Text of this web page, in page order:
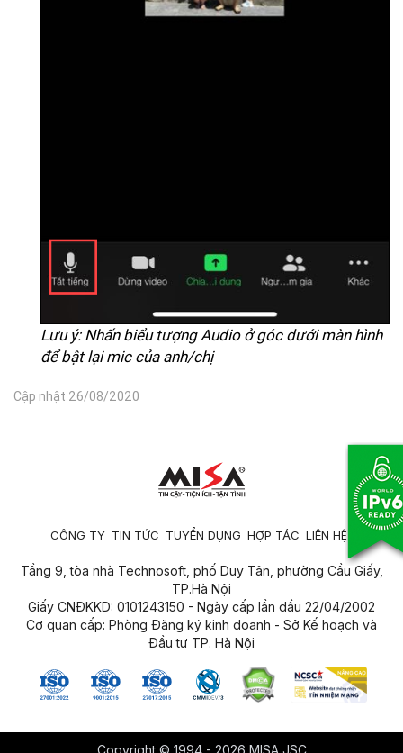
Lưu ý: Nhấn biểu tượng Audio ở góc dưới màn hình
để bật lại mic của anh/chị
Cập nhật 26/08/2020
CÔNG TY TIN TỨC TUYỂN DỤNG HỢP TÁC LIÊN HỆ
Tầng 9, tòa nhà Technosoft, phố Duy Tân, phường Cầu Giấy,
TP.Hà Nội
Giấy CNĐKKD: 0101243150 - Ngày cấp lần đầu 22/04/2002
Cơ quan cấp: Phòng Đăng ký kinh doanh - Sở Kế hoạch và
Đầu tư TP. Hà Nội
Copyright © 1994 - 2026 MISA JSC